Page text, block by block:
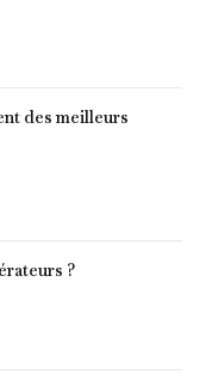
des meilleurs
?